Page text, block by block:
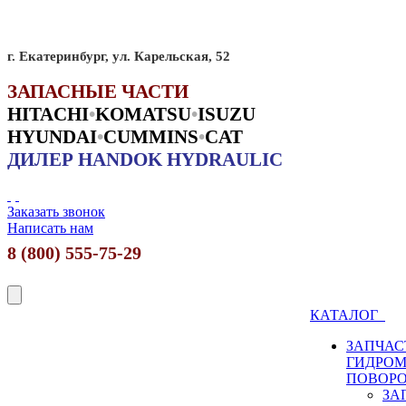
г. Екатеринбург, ул. Карельская, 52
ЗАПАСНЫЕ ЧАСТИ
HITACHI•KOMATSU•ISUZU
HYUNDAI•CUMMINS•CAT
ДИЛЕР HANDOK HYDRAULIC
Заказать звонок
Написать нам
8 (800) 555-75-29
КАТАЛОГ